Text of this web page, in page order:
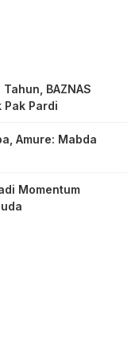
BAZNAS
Pak Pardi
Amure: Mabda
Momentum